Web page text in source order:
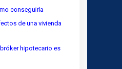
conseguirla
de una vivienda
hipotecario es